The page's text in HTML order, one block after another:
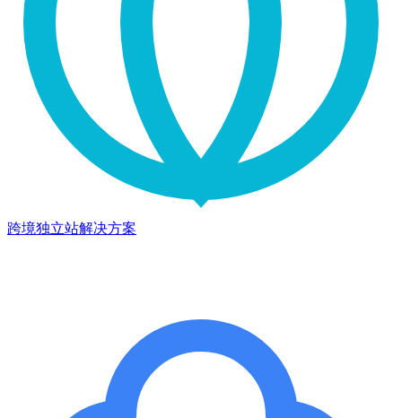
跨境独立站解决方案